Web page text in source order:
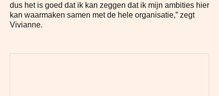
dus het is goed dat ik kan zeggen dat ik mijn ambities hier
kan waarmaken samen met de hele organisatie,” zegt
Vivianne.